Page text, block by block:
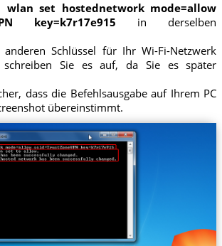
wlan set hostednetwork mode=allow
key=k7r17e915 in derselben
Schlüssel für Ihr Wi-Fi-Netzwerk
schreiben Sie es auf, da Sie es später
dass die Befehlsausgabe auf Ihrem PC
übereinstimmt.